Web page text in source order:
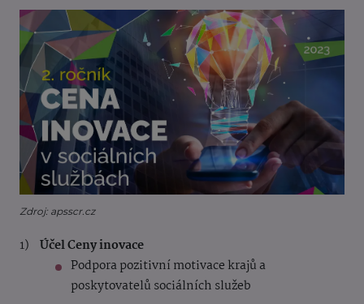
Zdroj: apsscr.cz
Účel Ceny inovace
Podpora pozitivní motivace krajů a
poskytovatelů sociálních služeb